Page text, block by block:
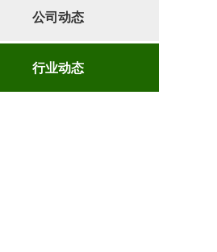
公司动态
行业动态